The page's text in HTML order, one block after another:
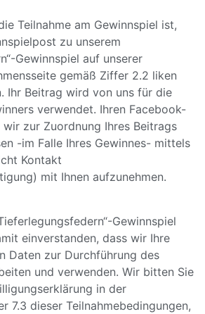
Teilnahme am Gewinnspiel ist,
zu unserem
Gewinnspiel auf unserer
gemäß Ziffer 2.2 liken
Ihr Beitrag wird von uns für die
verwendet. Ihren Facebook-
zur Zuordnung Ihres Beitrags
-im Falle Ihres Gewinnes- mittels
Kontakt
mit Ihnen aufzunehmen.
Gewinnspiel
einverstanden, dass wir Ihre
Daten zur Durchführung des
und verwenden. Wir bitten Sie
in der
7.3 dieser Teilnahmebedingungen,